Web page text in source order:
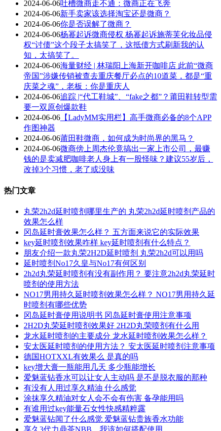
2024-06-06吐槽微商走不通：微商正在飞奔
2024-06-06新手卖家该选择淘宝还是微商？
2024-06-06你是否误解了微商？
2024-06-06杨幂起诉微商侵权 杨幂起诉施蒂芙化妆品侵
权“讨债”这个段子太搞笑了，这抵债方式刷新我的认
知，太搞笑了。
2024-06-06海量财经 | 林瑞阳上海新开咖啡店 此前“微商
帝国”涉嫌传销被查去重庆餐厅必点的10道菜，都是“重
庆菜之魂”，老板：你是重庆人
2024-06-06追踪 |“代工鞋城”、“fake之都”？莆田鞋转型需
要一双原创爆款鞋
2024-06-06 【LadyMM实用栏】高手微商必备的8个APP
作图神器
2024-06-06莆田鞋微商，如何成为时尚界的黑马？
2024-06-06微商傍上周杰伦竟搞出一家上市公司，最赚
钱的是卖减肥咖啡老人身上有一股怪味？建议55岁后，
改掉3个习惯，老了或没味
热门文章
丸荣2h2d延时喷剂哪里生产的 丸荣2h2d延时喷剂产品的
效果怎么样
冈岛延时膏效果怎么样？ 五方面来说它的实际效果
key延时喷剂效果咋样 key延时喷剂有什么特点？
朋友介绍一款丸荣2H2D延时喷剂 丸荣2h2d可以用吗
延时喷剂No17久皇与No17有何区别
2h2d丸荣延时喷剂有没有副作用？ 要注意2h2d丸荣延时
喷剂的使用方法
NO17男用持久延时喷剂效果怎么样？ NO17男用持久延
时喷剂有哪些优势
冈岛延时膏使用说明书 冈岛延时膏使用注意事项
2H2D丸荣延时喷剂效果好 2H2D丸荣喷剂有什么用
龙水延时喷剂的主要成分 龙水延时喷剂效果怎么样？
安太医延时喷剂的使用方法？ 安太医延时喷剂注意事项
德国HOTXXL有效果么 是真的吗
key增大膏一瓶能用几天 多少瓶能增长
爱魅蓝钻香水可以让女人主动吗 是不是脱衣服的那种
有没有人用过享久精油 什么感觉
涂抹享久精油对女人会不会有伤害 备孕能用吗
有谁用过key能量石女性快感精粹露
爱魅蓝钻闻了什么感觉 爱魅蓝钻贵族香水功能
享久3代力鼎茶NBB，我该如何搭配使用